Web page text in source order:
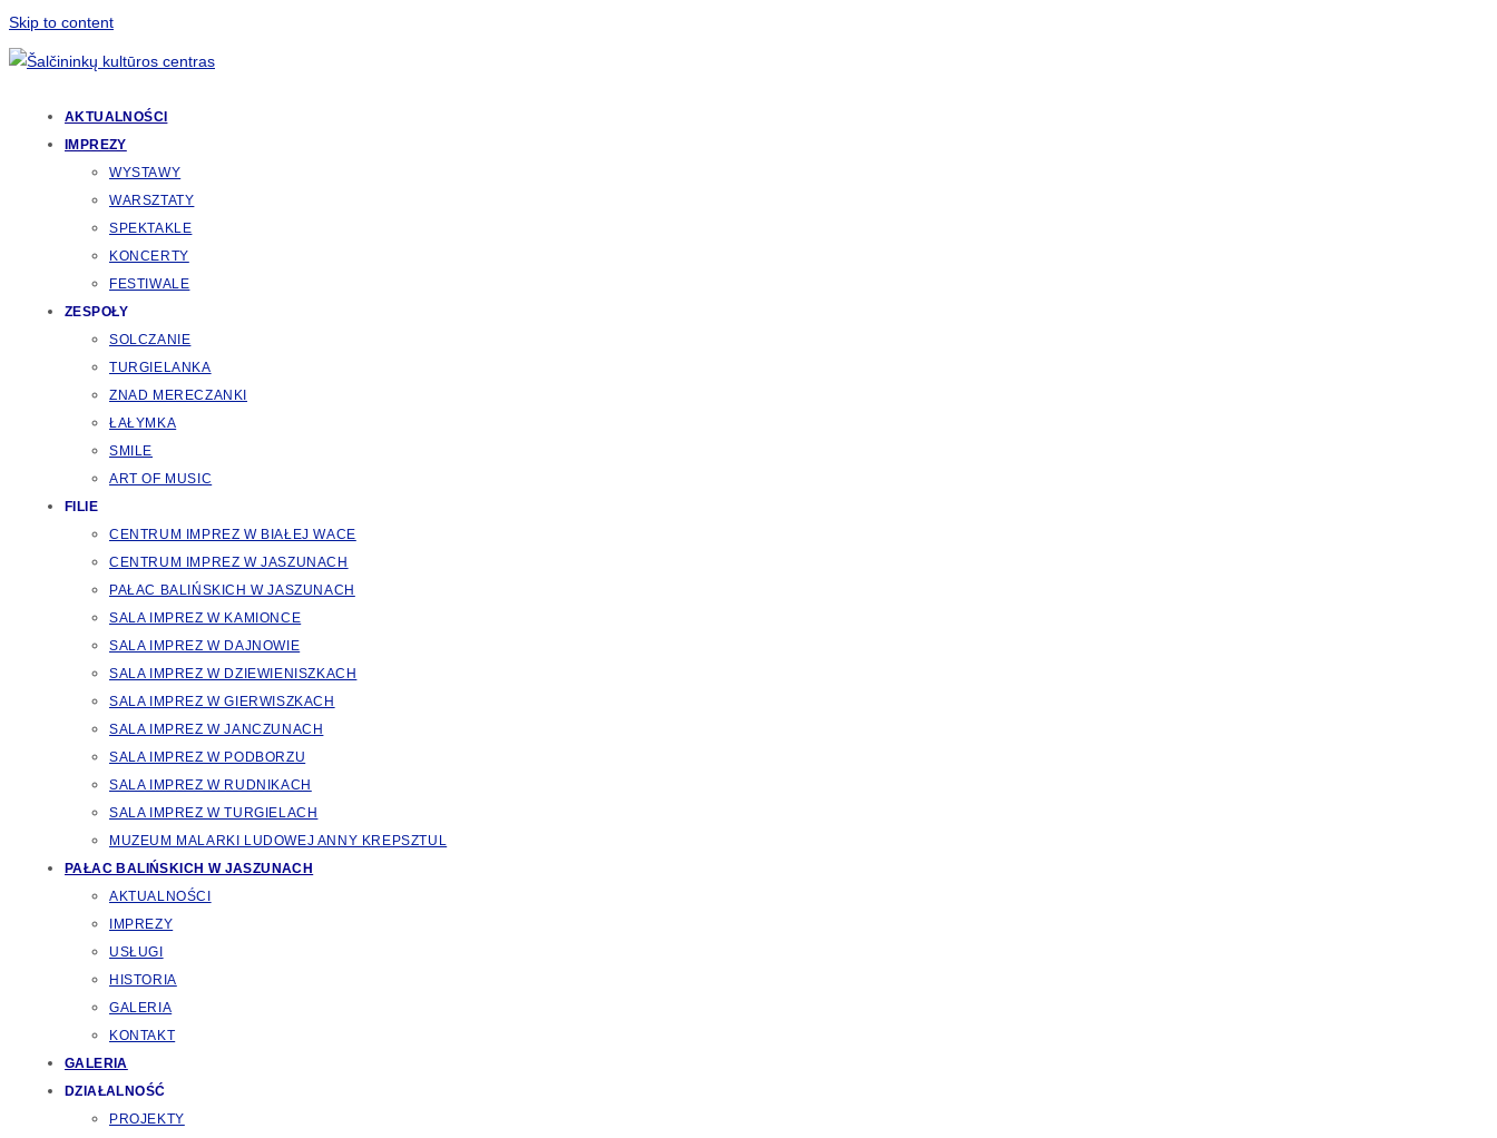
Skip to content
AKTUALNOŚCI
IMPREZY
WYSTAWY
WARSZTATY
SPEKTAKLE
KONCERTY
FESTIWALE
ZESPOŁY
SOLCZANIE
TURGIELANKA
ZNAD MERECZANKI
ŁAŁYMKA
SMILE
ART OF MUSIC
FILIE
CENTRUM IMPREZ W BIAŁEJ WACE
CENTRUM IMPREZ W JASZUNACH
PAŁAC BALIŃSKICH W JASZUNACH
SALA IMPREZ W KAMIONCE
SALA IMPREZ W DAJNOWIE
SALA IMPREZ W DZIEWIENISZKACH
SALA IMPREZ W GIERWISZKACH
SALA IMPREZ W JANCZUNACH
SALA IMPREZ W PODBORZU
SALA IMPREZ W RUDNIKACH
SALA IMPREZ W TURGIELACH
MUZEUM MALARKI LUDOWEJ ANNY KREPSZTUL
PAŁAC BALIŃSKICH W JASZUNACH
AKTUALNOŚCI
IMPREZY
USŁUGI
HISTORIA
GALERIA
KONTAKT
GALERIA
DZIAŁALNOŚĆ
PROJEKTY